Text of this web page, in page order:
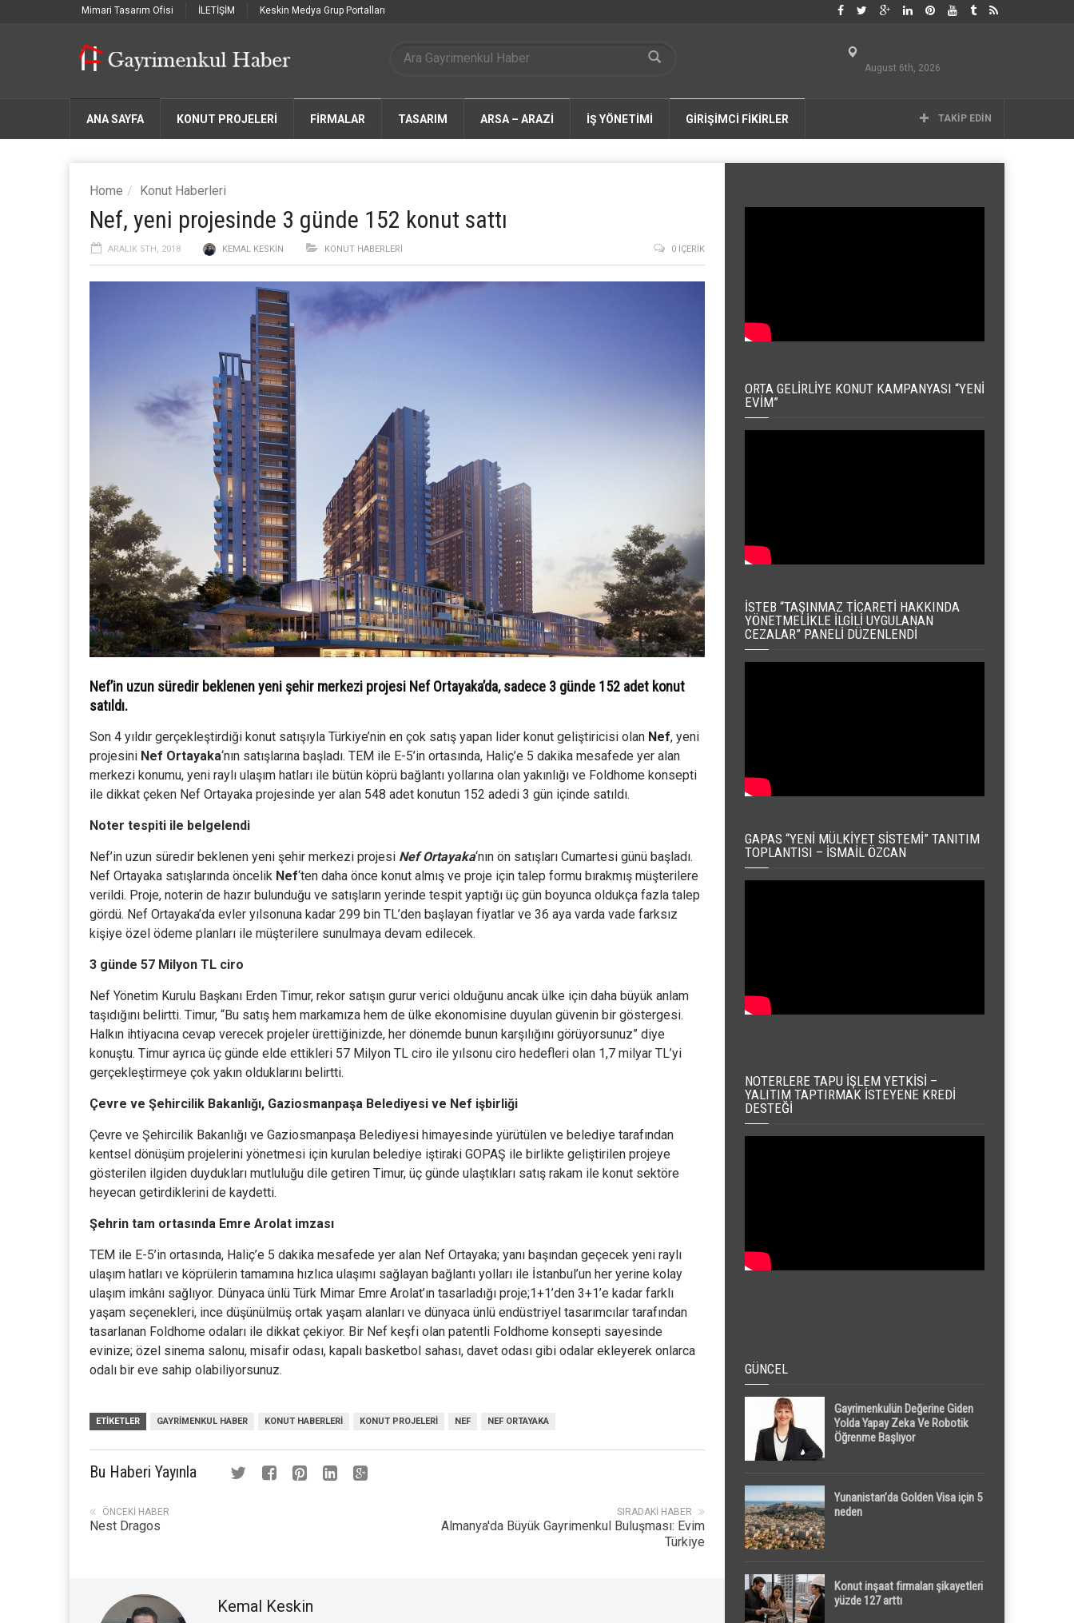
Mimari Tasarım Ofisi İLETİŞİM Keskin Medya Grup Portalları
August 6th, 2026
ANA SAYFA KONUT PROJELERİ FIRMALAR TASARIM ARSA – ARAZİ İŞ YÖNETİMİ GİRİŞİMCİ FİKİRLER TAKIP EDIN
Home Konut Haberleri
Nef, yeni projesinde 3 günde 152 konut sattı
ARALIK 5TH, 2018 KEMAL KESKIN KONUT HABERLERI 0 İÇERIK
Nef’in uzun süredir beklenen yeni şehir merkezi projesi Nef Ortayaka’da, sadece 3 günde 152 adet konut
satıldı.
Son 4 yıldır gerçekleştirdiği konut satışıyla Türkiye’nin en çok satış yapan lider konut geliştiricisi olan Nef, yeni
projesini Nef Ortayaka‘nın satışlarına başladı. TEM ile E-5’in ortasında, Haliç’e 5 dakika mesafede yer alan
merkezi konumu, yeni raylı ulaşım hatları ile bütün köprü bağlantı yollarına olan yakınlığı ve Foldhome konsepti
ile dikkat çeken Nef Ortayaka projesinde yer alan 548 adet konutun 152 adedi 3 gün içinde satıldı.
Noter tespiti ile belgelendi
Nef’in uzun süredir beklenen yeni şehir merkezi projesi Nef Ortayaka‘nın ön satışları Cumartesi günü başladı.
Nef Ortayaka satışlarında öncelik Nef‘ten daha önce konut almış ve proje için talep formu bırakmış müşterilere
verildi. Proje, noterin de hazır bulunduğu ve satışların yerinde tespit yaptığı üç gün boyunca oldukça fazla talep
gördü. Nef Ortayaka’da evler yılsonuna kadar 299 bin TL’den başlayan fiyatlar ve 36 aya varda vade farksız
kişiye özel ödeme planları ile müşterilere sunulmaya devam edilecek.
3 günde 57 Milyon TL ciro
Nef Yönetim Kurulu Başkanı Erden Timur, rekor satışın gurur verici olduğunu ancak ülke için daha büyük anlam
taşıdığını belirtti. Timur, “Bu satış hem markamıza hem de ülke ekonomisine duyulan güvenin bir göstergesi.
Halkın ihtiyacına cevap verecek projeler ürettiğinizde, her dönemde bunun karşılığını görüyorsunuz” diye
konuştu. Timur ayrıca üç günde elde ettikleri 57 Milyon TL ciro ile yılsonu ciro hedefleri olan 1,7 milyar TL’yi
gerçekleştirmeye çok yakın olduklarını belirtti.
Çevre ve Şehircilik Bakanlığı, Gaziosmanpaşa Belediyesi ve Nef işbirliği
Çevre ve Şehircilik Bakanlığı ve Gaziosmanpaşa Belediyesi himayesinde yürütülen ve belediye tarafından
kentsel dönüşüm projelerini yönetmesi için kurulan belediye iştiraki GOPAŞ ile birlikte geliştirilen projeye
gösterilen ilgiden duydukları mutluluğu dile getiren Timur, üç günde ulaştıkları satış rakam ile konut sektöre
heyecan getirdiklerini de kaydetti.
Şehrin tam ortasında Emre Arolat imzası
TEM ile E-5’in ortasında, Haliç’e 5 dakika mesafede yer alan Nef Ortayaka; yanı başından geçecek yeni raylı
ulaşım hatları ve köprülerin tamamına hızlıca ulaşımı sağlayan bağlantı yolları ile İstanbul’un her yerine kolay
ulaşım imkânı sağlıyor. Dünyaca ünlü Türk Mimar Emre Arolat’ın tasarladığı proje;1+1’den 3+1’e kadar farklı
yaşam seçenekleri, ince düşünülmüş ortak yaşam alanları ve dünyaca ünlü endüstriyel tasarımcılar tarafından
tasarlanan Foldhome odaları ile dikkat çekiyor. Bir Nef keşfi olan patentli Foldhome konsepti sayesinde
evinize; özel sinema salonu, misafir odası, kapalı basketbol sahası, davet odası gibi odalar ekleyerek onlarca
odalı bir eve sahip olabiliyorsunuz.
ETIKETLER GAYRIMENKUL HABER KONUT HABERLERI KONUT PROJELERI NEF NEF ORTAYAKA
Bu Haberi Yayınla
SIRADAKI HABER
Almanya'da Büyük Gayrimenkul Buluşması: Evim
Türkiye
ÖNCEKI HABER
Nest Dragos
Kemal Keskin
ORTA GELIRLIYE KONUT KAMPANYASI “YENI
EVIM”
İSTEB “TAŞINMAZ TICARETI HAKKINDA
YÖNETMELIKLE İLGILI UYGULANAN
CEZALAR” PANELI DÜZENLENDI
GAPAS “YENI MÜLKIYET SISTEMI” TANITIM
TOPLANTISI – İSMAIL ÖZCAN
NOTERLERE TAPU İŞLEM YETKISI –
YALITIM TAPTIRMAK İSTEYENE KREDI
DESTEĞI
GÜNCEL
Gayrimenkulün Değerine Giden
Yolda Yapay Zeka Ve Robotik
Öğrenme Başlıyor
Yunanistan’da Golden Visa için 5
neden
Konut inşaat firmaları şikayetleri
yüzde 127 arttı